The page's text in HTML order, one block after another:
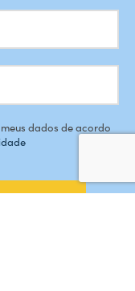
dados de acordo